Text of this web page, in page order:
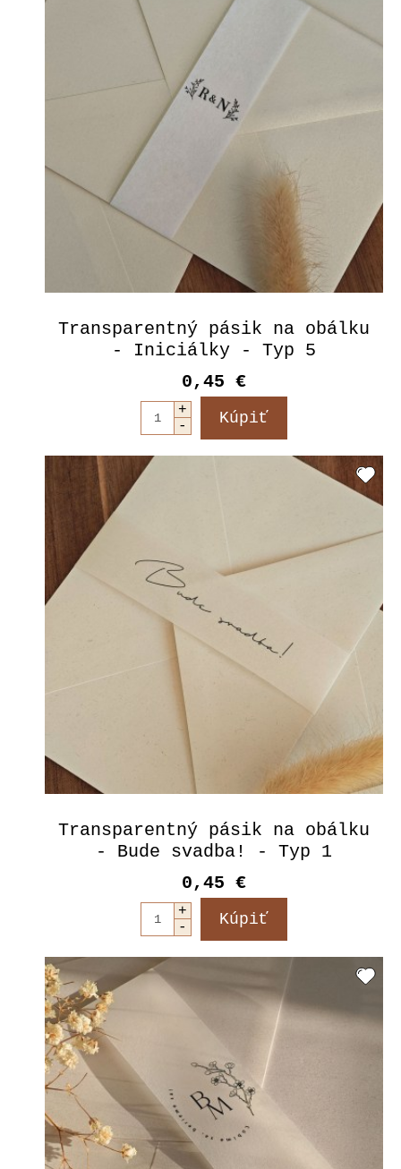
Transparentný pásik na obálku
- Iniciálky - Typ 5
0,45 €
Transparentný pásik na obálku
- Bude svadba! - Typ 1
0,45 €